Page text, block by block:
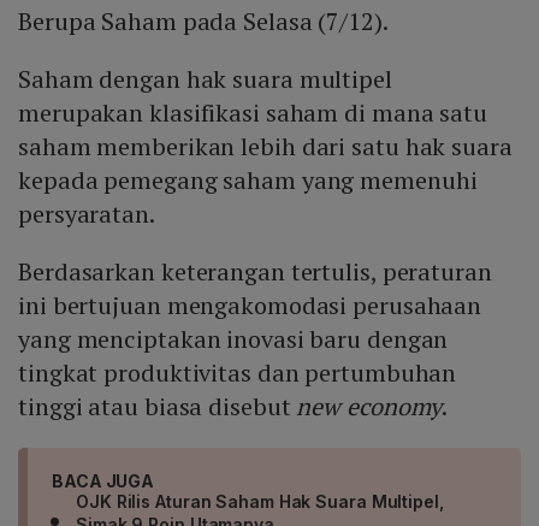
Berupa Saham pada Selasa (7/12).
Saham dengan hak suara multipel
merupakan klasifikasi saham di mana satu
saham memberikan lebih dari satu hak suara
kepada pemegang saham yang memenuhi
persyaratan.
Berdasarkan keterangan tertulis, peraturan
ini bertujuan mengakomodasi perusahaan
yang menciptakan inovasi baru dengan
tingkat produktivitas dan pertumbuhan
tinggi atau biasa disebut new economy.
BACA JUGA
OJK Rilis Aturan Saham Hak Suara Multipel,